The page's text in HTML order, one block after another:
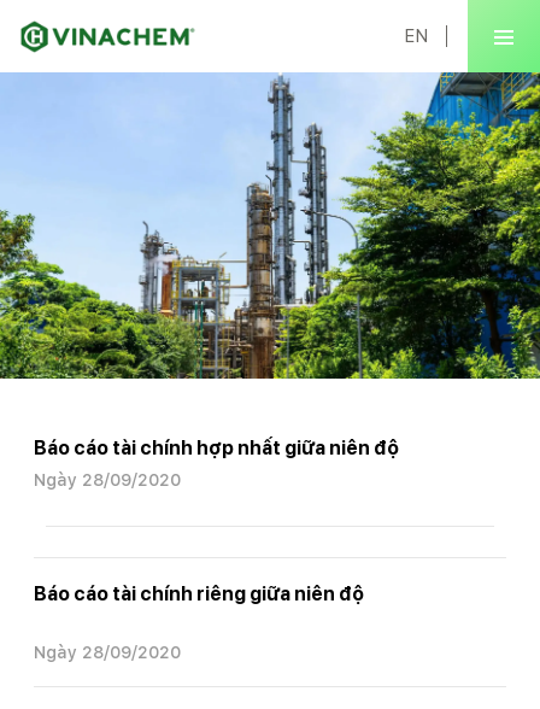
EN
Báo cáo tài chính hợp nhất giữa niên độ
Ngày 28/09/2020
Báo cáo tài chính riêng giữa niên độ
Ngày 28/09/2020